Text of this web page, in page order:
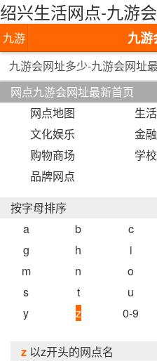
绍兴生活网点-九游
九游
会网
址多
最新
九游
少-九
九游会网址多少-九游会网址
网点九游会网址最新首页
网点地图
生
文化娱乐
金
购物商场
学
品牌网点
按字母排序
a
b c
g
h i
m
n o
s
t u
y
z 0-9
z 以z开头的网点名